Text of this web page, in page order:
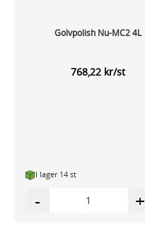
Golvpolish Nu-MC2 4L
768,22 kr/st
I lager 14 st
- +